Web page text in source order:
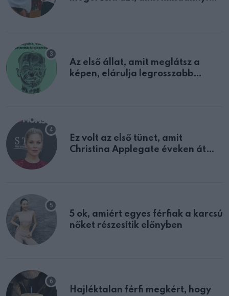
Az első állat, amit meglátsz a
képen, elárulja legrosszabb
Ez volt az első tünet, amit
Christina Applegate éveken át
5 ok, amiért egyes férfiak a karcsú
nőket részesítik előnyben
Hajléktalan férfi megkért, hogy